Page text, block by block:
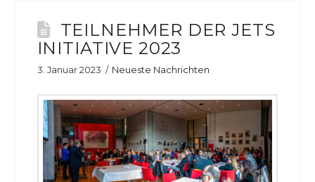
TEILNEHMER DER JETS
INITIATIVE 2023
3. Januar 2023 Neueste Nachrichten